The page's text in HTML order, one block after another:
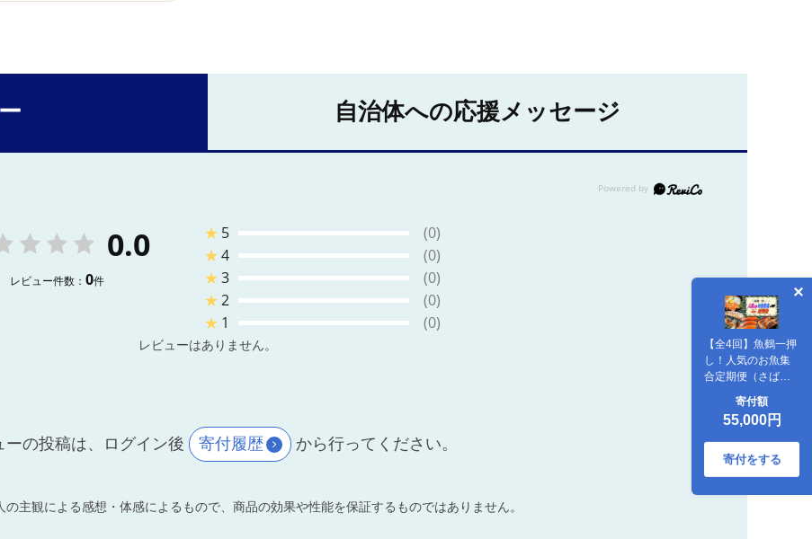
【全4回】魚鶴一押
し！人気のお魚集
合定期便（さば・
銀鮭・うなぎ・海
鮮丼）【tkb308】
寄付額
55,000円
寄付をする
自治体への応援メッセージ
0.0
レビュー件数： 0件
★ 5
(0)
★4
(0)
★3
(0)
★2
(0)
★ 1 (0)
レビューはありません。
ーの投稿は、ログイン後 寄付履歴 から行ってください。
主観による感想・体感によるもので、商品の効果や性能を保証するものではありません。